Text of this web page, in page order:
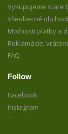
Vykupujeme stare
Všeobecné
Možnosti platby a
Reklamácie,
FAQ
Follow
Facebook
Instagram
Youtube